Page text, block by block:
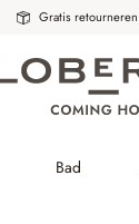
Gratis retourneren
Bad